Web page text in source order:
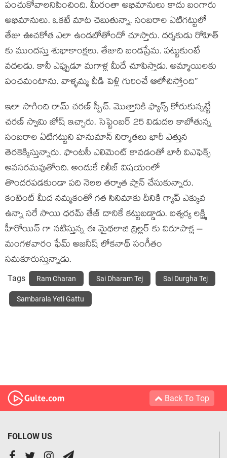
పంచుకోవాలనిపించింది. మీరంతా అభిమానులు కాదు బంగారు
అభిమానులు. ఒకటే మాట చెబుతున్నా. సంబరాల ఏటిగట్టులో
తేజు ఊచకోత ఎలా ఉండబోతోందో చూస్తారు. దర్శకుడు రోహిత్
కు ముందస్తు శుభాకాంక్షలు. తేజుది బండప్రేమ. పట్టుకుంటే
వదలడు. కానీ ఎప్పుడూ మగాళ్ల మీదే చూపిస్తాడు. అమ్మాయిలకు
పంచమంటాను. వాళ్ళమ్మ వీడి పెళ్లి గురించే ఆలోచిస్తోంది”
ఇలా సాగింది రామ్ చరణ్ స్పీచ్. మొత్తానికి ఫ్యాన్స్ కోరుకున్నట్టే
చరణ్ స్వామి జోష్ ఇచ్చారు. సెప్టెంబర్ 25 విడుదల కాబోతున్న
సంబరాల ఏటిగట్టుని హనుమాన్ నిర్మాతలు భారీ ఎత్తున
తెరకెక్కిస్తున్నారు. ఫాంటసీ ఎలిమెంట్ కావడంతో భారీ విఎఫెక్స్
అవసరమవుతోంది. అందుకే రిలీజ్ విషయంలో
తొందరపడకుండా పది నెలల తర్వాత ప్లాన్ చేసుకున్నారు.
కంటెంట్ మీద నమ్మకంతో గత సినిమాకు దీనికి గ్యాప్ ఎక్కువ
ఉన్నా సరే సాయి ధరమ్ తేజ్ దానికే కట్టుబడ్డాడు. ఐశ్వర్య లక్ష్మి
హీరోయిన్ గా నటిస్తున్న ఈ మైథలాజి థ్రిల్లర్ కు విరూపాక్ష –
మంగళవారం ఫేమ్ అజనీష్ లోకనాథ్ సంగీతం
సమకూరుస్తున్నాడు.
Tags Ram Charan Sai Dharam Tej Sai Durgha Tej
Sambarala Yeti Gattu
Back To Top
FOLLOW US